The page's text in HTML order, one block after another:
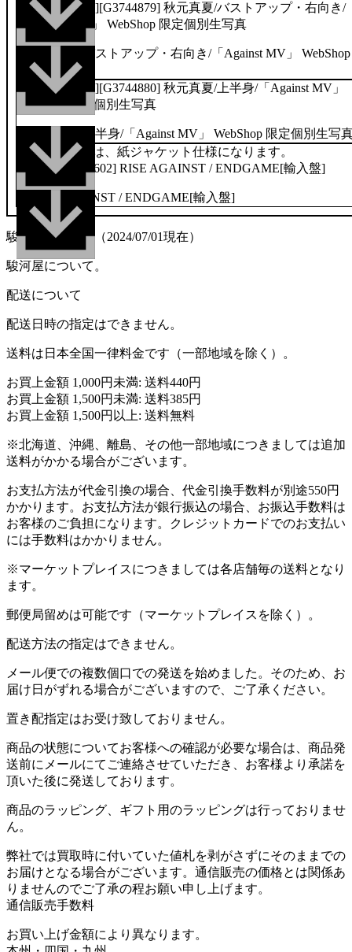
[乃木坂46LLC][G3744879] 秋元真夏/バストアップ・右向き/
「Against MV」 WebShop 限定個別生写真
[乃木坂46LLC][G3744880] 秋元真夏/上半身/「Against MV」
WebShop 限定個別生写真
こちらの商品は、紙ジャケット仕様になります。
[DGC][211087602] RISE AGAINST / ENDGAME[輸入盤]
駿河屋について（2024/07/01現在）
駿河屋について。
配送について
配送日時の指定はできません。
送料は日本全国一律料金です（一部地域を除く）。
お買上金額 1,000円未満: 送料440円
お買上金額 1,500円未満: 送料385円
お買上金額 1,500円以上: 送料無料
※北海道、沖縄、離島、その他一部地域につきましては追加
送料がかかる場合がございます。
お支払方法が代金引換の場合、代金引換手数料が別途550円
かかります。お支払方法が銀行振込の場合、お振込手数料は
お客様のご負担になります。クレジットカードでのお支払い
には手数料はかかりません。
※マーケットプレイスにつきましては各店舗毎の送料となり
ます。
郵便局留めは可能です（マーケットプレイスを除く）。
配送方法の指定はできません。
メール便での複数個口での発送を始めました。そのため、お
届け日がずれる場合がございますので、ご了承ください。
置き配指定はお受け致しておりません。
商品の状態についてお客様への確認が必要な場合は、商品発
送前にメールにてご連絡させていただき、お客様より承諾を
頂いた後に発送しております。
商品のラッピング、ギフト用のラッピングは行っておりませ
ん。
弊社では買取時に付いていた値札を剥がさずにそのままでの
お届けとなる場合がございます。通信販売の価格とは関係あ
りませんのでご了承の程お願い申し上げます。
通信販売手数料
お買い上げ金額により異なります。